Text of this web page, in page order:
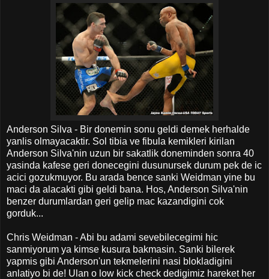
Anderson Silva - Bir donemin sonu geldi demek herhalde
yanlis olmayacaktir. Sol tibia ve fibula kemikleri kirilan
Anderson Silva'nin uzun bir sakatlik doneminden sonra 40
yasinda kafese geri donecegini dusunursek durum pek de ic
acici gozukmuyor. Bu arada bence sanki Weidman yine bu
maci da alacakti gibi geldi bana. Hos, Anderson Silva'nin
benzer durumlardan geri gelip mac kazandigini cok
gorduk...
Chris Weidman - Abi bu adami sevebilecegimi hic
sanmiyorum ya kimse kusura bakmasin. Sanki bilerek
yapmis gibi Anderson'un tekmelerini nasi blokladigini
anlatiyo bi de! Ulan o low kick check dedigimiz hareket her